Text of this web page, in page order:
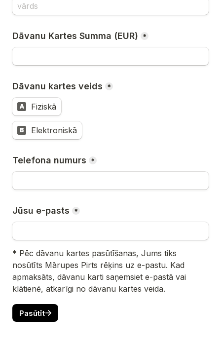
Dāvanu Kartes Summa (EUR) *
Dāvanu kartes veids *
A Fiziskā
B Elektroniskā
Telefona numurs *
Jūsu e-pasts *
* Pēc dāvanu kartes pasūtīšanas, Jums tiks
nosūtīts Mārupes Pirts rēķins uz e-pastu. Kad
apmaksāts, dāvanu karti saņemsiet e-pastā vai
klātienē, atkarīgi no dāvanu kartes veida.
Pasūtīt